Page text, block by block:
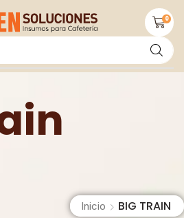
0
Inicio BIG TRAIN